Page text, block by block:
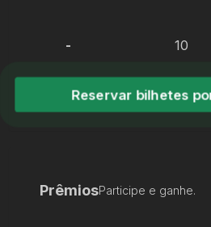
-
Reservar bilhetes
PrêmiosParticipe e ganhe.